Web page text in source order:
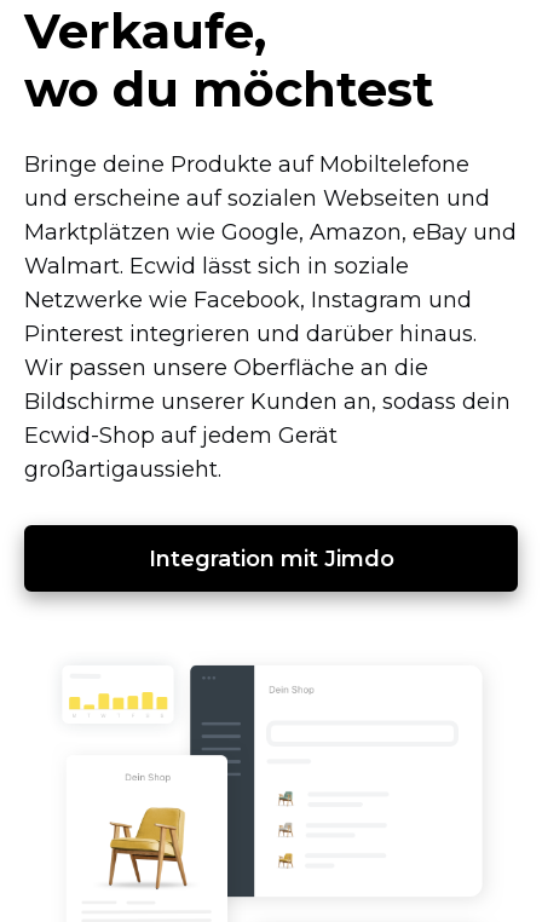
Verkaufe,
wo du möchtest
Bringe deine Produkte auf Mobiltelefone
und erscheine auf sozialen Webseiten und
Marktplätzen wie Google, Amazon, eBay und
Walmart. Ecwid lässt sich in soziale
Netzwerke wie Facebook, Instagram und
Pinterest integrieren und darüber hinaus.
Wir passen unsere Oberfläche an die
Bildschirme unserer Kunden an, sodass dein
Ecwid-Shop auf jedem Gerät
großartigaussieht.
Integration mit Jimdo